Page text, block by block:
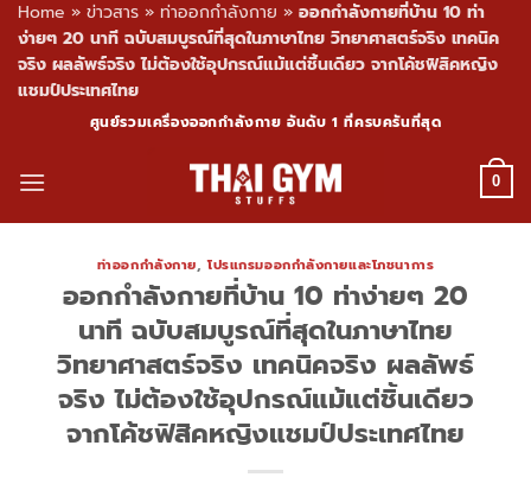
Home » ข่าวสาร » ท่าออกกำลังกาย » ออกกำลังกายที่บ้าน 10 ท่า
ง่ายๆ 20 นาที ฉบับสมบูรณ์ที่สุดในภาษาไทย วิทยาศาสตร์จริง เทคนิค
จริง ผลลัพธ์จริง ไม่ต้องใช้อุปกรณ์แม้แต่ชิ้นเดียว จากโค้ชฟิสิคหญิง
แชมป์ประเทศไทย
content
ศูนย์รวมเครื่องออกกำลังกาย อันดับ 1 ที่ครบครันที่สุด
0
ท่าออกกำลังกาย,โปรแกรมออกกำลังกายและโภชนาการ
ออกกำลังกายที่บ้าน 10 ท่าง่ายๆ 20
นาที ฉบับสมบูรณ์ที่สุดในภาษาไทย
วิทยาศาสตร์จริง เทคนิคจริง ผลลัพธ์
จริง ไม่ต้องใช้อุปกรณ์แม้แต่ชิ้นเดียว
จากโค้ชฟิสิคหญิงแชมป์ประเทศไทย